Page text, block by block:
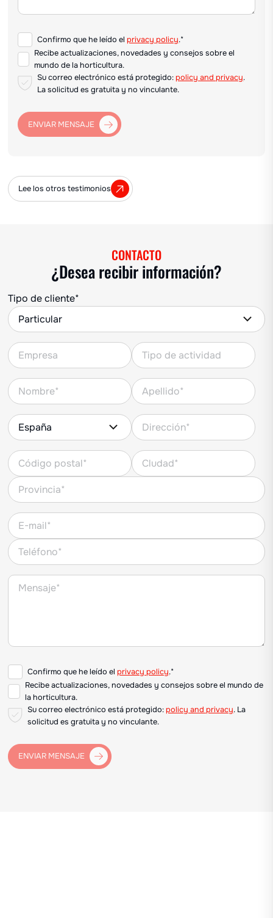
Confirmo que he leído elprivacy policy.*
Recibe actualizaciones, novedades y consejos sobre el
mundo de la horticultura.
Su correo electrónico está protegido:policy and privacy.
La solicitud es gratuita y no vinculante.
ENVIAR MENSAJE
Lee los otros testimonios
CONTACTO
¿Desea recibir información?
Tipo de cliente*
Confirmo que he leído elprivacy policy.*
Recibe actualizaciones, novedades y consejos sobre el mundo de
la horticultura.
Su correo electrónico está protegido:policy and privacy. La
solicitud es gratuita y no vinculante.
ENVIAR MENSAJE